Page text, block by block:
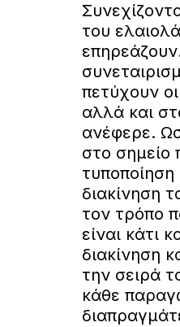
του
πετύχουν
αλλά και
ανέφερε.
στο σημείο
διακίνηση
τον τρόπο
είναι κάτι
διακίνηση
την σειρά
κάθε